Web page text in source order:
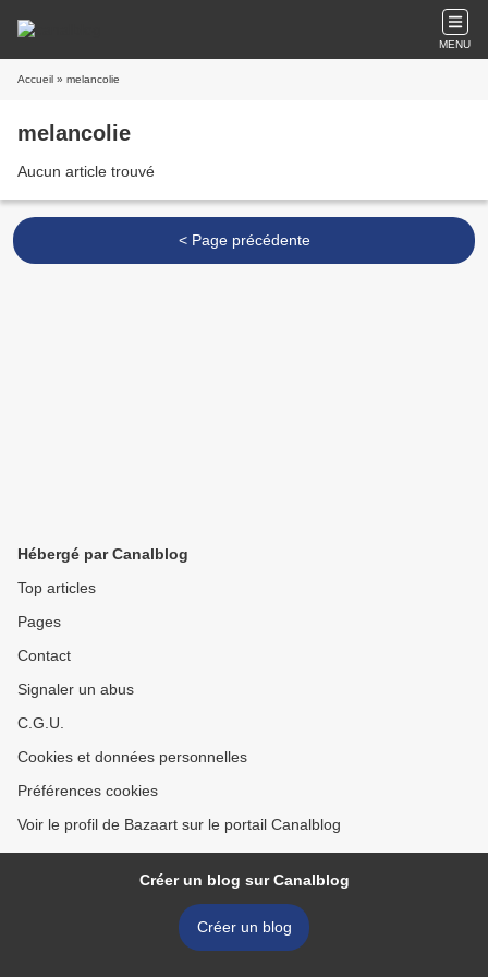
MENU
Accueil » melancolie
melancolie
Aucun article trouvé
< Page précédente
Hébergé par Canalblog
Top articles
Pages
Contact
Signaler un abus
C.G.U.
Cookies et données personnelles
Préférences cookies
Voir le profil de Bazaart sur le portail Canalblog
Créer un blog sur Canalblog
Créer un blog